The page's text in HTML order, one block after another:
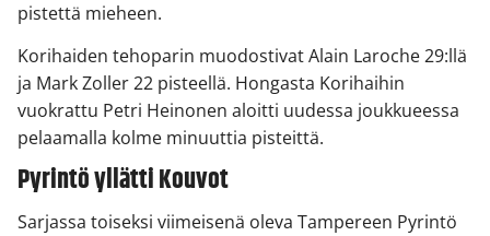
pistettä mieheen.
Korihaiden tehoparin muodostivat Alain Laroche 29:llä
ja Mark Zoller 22 pisteellä. Hongasta Korihaihin
vuokrattu Petri Heinonen aloitti uudessa joukkueessa
pelaamalla kolme minuuttia pisteittä.
Pyrintö yllätti Kouvot
Sarjassa toiseksi viimeisenä oleva Tampereen Pyrintö